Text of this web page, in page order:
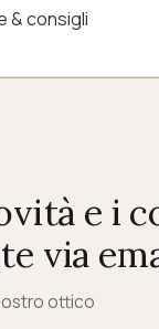
& consigli
e i
via
ottico